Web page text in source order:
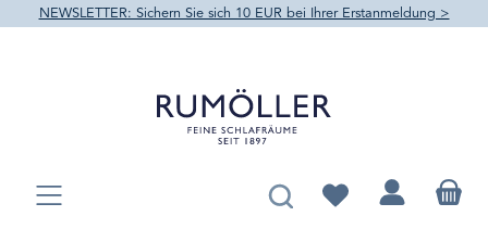
springen
NEWSLETTER: Sichern Sie sich 10 EUR bei Ihrer Erstanmeldung >
Du hast 0 Produkte